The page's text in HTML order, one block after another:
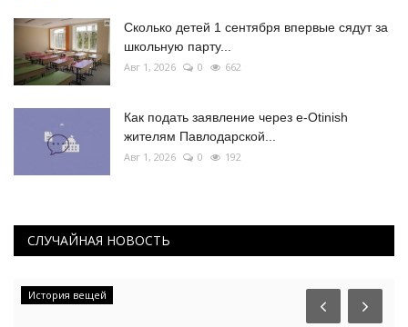
Сколько детей 1 сентября впервые сядут за
школьную парту...
Авг 1, 2026 0 662
Как подать заявление через e-Otinish
жителям Павлодарской...
Авг 1, 2026 0 192
СЛУЧАЙНАЯ НОВОСТЬ
КАЗАХСТАН